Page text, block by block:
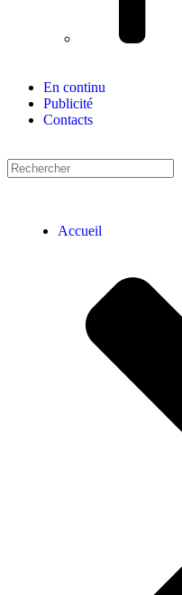
En continu
Publicité
Contacts
Accueil